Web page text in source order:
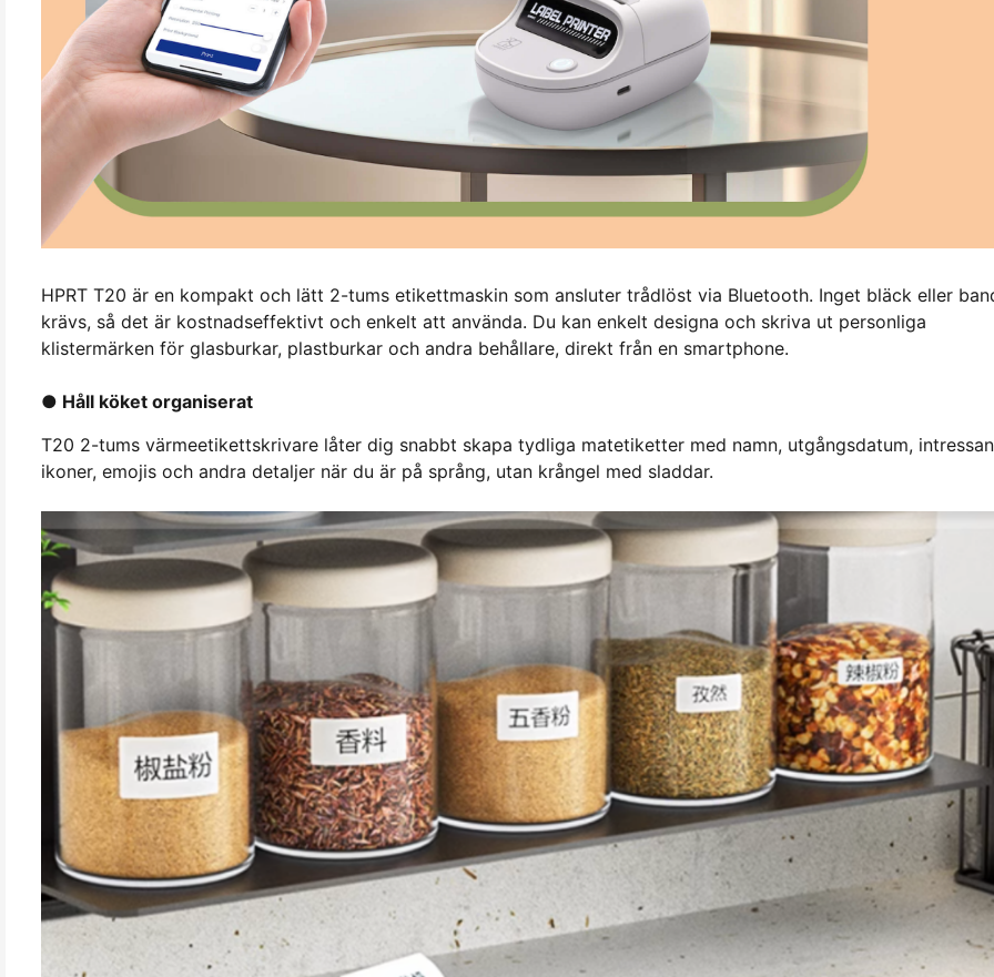
HPRT T20 är en kompakt och lätt 2-tums etikettmaskin som ansluter trådlöst via Bluetooth. Inget bläck eller
krävs, så det är kostnadseffektivt och enkelt att använda. Du kan enkelt designa och skriva ut personliga
klistermärken för glasburkar, plastburkar och andra behållare, direkt från en smartphone.
● Håll köket organiserat
T20 2-tums värmeetikettskrivare låter dig snabbt skapa tydliga matetiketter med namn, utgångsdatum,
ikoner, emojis och andra detaljer när du är på språng, utan krångel med sladdar.